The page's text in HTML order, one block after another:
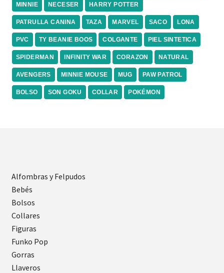
MINNIE NECESER HARRY POTTER
PATRULLA CANINA TAZA MARVEL SACO LONA
PVC TY BEANIE BOOS COLGANTE PIEL SINTETICA
SPIDERMAN INFINITY WAR CORAZON NATURAL
AVENGERS MINNIE MOUSE MUG PAW PATROL
BOLSO SON GOKU COLLAR POKÉMON
Alfombras y Felpudos
Bebés
Bolsos
Collares
Figuras
Funko Pop
Gorras
Llaveros